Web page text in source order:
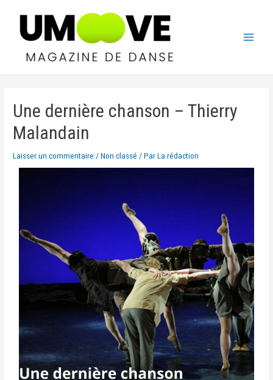
Une dernière chanson – Thierry
Malandain
Laisser un commentaire /Non classé / ParLa rédaction